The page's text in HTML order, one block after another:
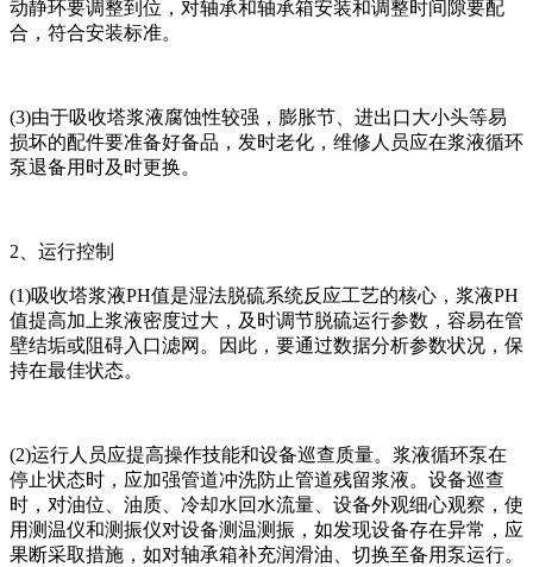
动静环要调整到位，对轴承和轴承箱安装和调整时间隙要配
合，符合安装标准。
(3)由于吸收塔浆液腐蚀性较强，膨胀节、进出口大小头等易
损坏的配件要准备好备品，发时老化，维修人员应在浆液循环
泵退备用时及时更换。
2、运行控制
(1)吸收塔浆液PH值是湿法脱硫系统反应工艺的核心，浆液PH
值提高加上浆液密度过大，及时调节脱硫运行参数，容易在管
壁结垢或阻碍入口滤网。因此，要通过数据分析参数状况，保
持在最佳状态。
(2)运行人员应提高操作技能和设备巡查质量。浆液循环泵在
停止状态时，应加强管道冲洗防止管道残留浆液。设备巡查
时，对油位、油质、冷却水回水流量、设备外观细心观察，使
用测温仪和测振仪对设备测温测振，如发现设备存在异常，应
果断采取措施，如对轴承箱补充润滑油、切换至备用泵运行。